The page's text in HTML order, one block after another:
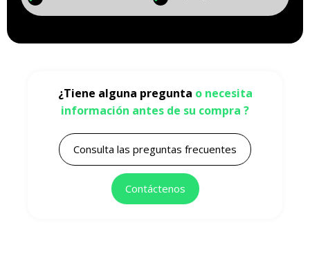
¿Tiene alguna pregunta o necesita
información antes de su compra ?
Consulta las preguntas frecuentes
Contáctenos